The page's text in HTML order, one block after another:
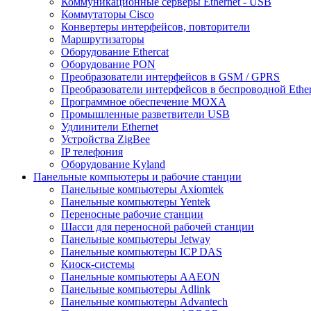
Коммутаторы Cisco
Конвертеры интерфейсов, повторители
Маршрутизаторы
Оборудование Ethercat
Оборудование PON
Преобразователи интерфейсов в GSM / GPRS
Преобразователи интерфейсов в беспроводной
Программное обеспечение MOXA
Промышленные разветвители USB
Удлинители Ethernet
Устройства ZigBee
IP телефония
Оборудование Kyland
Панельные компьютеры и рабочие станции
Панельные компьютеры Axiomtek
Панельные компьютеры Yentek
Переносные рабочие станции
Шасси для переносной рабочей станции
Панельные компьютеры Jetway
Панельные компьютеры ICP DAS
Киоск-системы
Панельные компьютеры AAEON
Панельные компьютеры Adlink
Панельные компьютеры Advantech